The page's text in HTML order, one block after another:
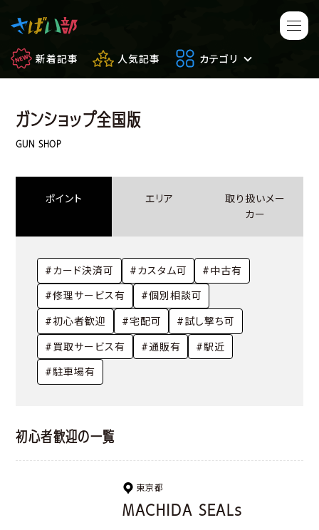
新着記事 人気記事 カテゴリ
マンガ・アニメ
もしもの場合 便利アイテム
フィールドレビュー やってみた
ガンショップ全国版
GUN SHOP
ポイント エリア
取り扱いメー
カー
#カード決済可 #カスタム可 #中古有
#修理サービス有 #個別相談可
#初心者歓迎 #宅配可 #試し撃ち可
#買取サービス有 #通販有 #駅近
#駐車場有
初心者歓迎の一覧
東京都
MACHIDA SEALs